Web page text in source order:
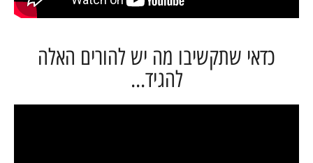
שתקשיבו מה יש להורים האלה
להגיד...